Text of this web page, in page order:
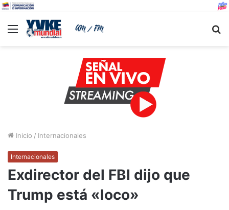
Menu
Inicio / Internacionales
Internacionales
Exdirector del FBI dijo que
Trump está «loco»